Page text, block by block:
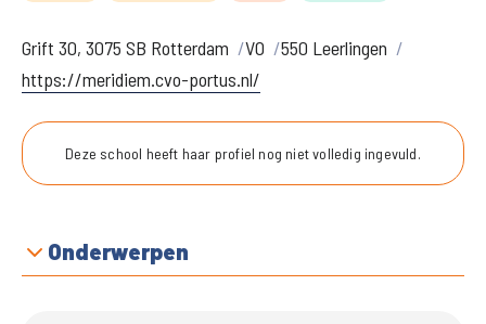
Grift 30, 3075 SB Rotterdam VO
550 Leerlingen
https://meridiem.cvo-portus.nl/
Deze school heeft haar profiel nog niet volledig ingevuld.
Onderwerpen